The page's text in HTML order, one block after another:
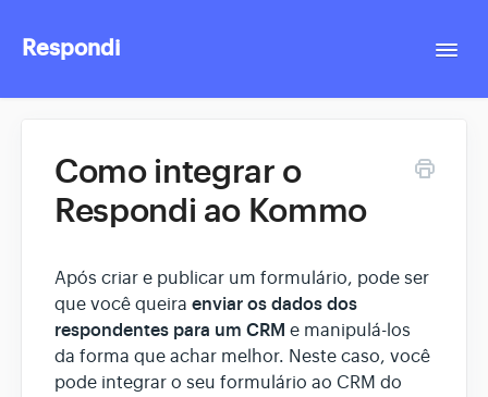
Respondi
Como integrar o
Respondi ao Kommo
Após criar e publicar um formulário, pode ser
que você queira enviar os dados dos
respondentes para um CRM e manipulá-los
da forma que achar melhor. Neste caso, você
pode integrar o seu formulário ao CRM do